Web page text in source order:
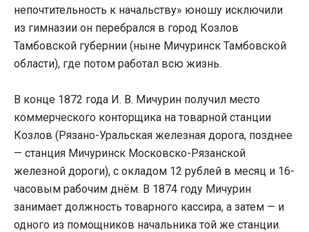
непочтительность к начальству» юношу исключили
из гимназии он перебрался в город Козлов
Тамбовской губернии (ныне Мичуринск Тамбовской
области), где потом работал всю жизнь.
В конце 1872 года И. В. Мичурин получил место
коммерческого конторщика на товарной станции
Козлов (Рязано-Уральская железная дорога, позднее
— станция Мичуринск Московско-Рязанской
железной дороги), с окладом 12 рублей в месяц и 16-
часовым рабочим днём. В 1874 году Мичурин
занимает должность товарного кассира, а затем — и
одного из помощников начальника той же станции.